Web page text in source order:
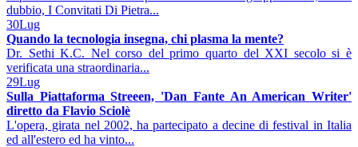
dubbio, I Convitati Di Pietra...
30Lug
Quando la tecnologia insegna, chi plasma la mente?
Dr. Sethi K.C. Nel corso del primo quarto del XXI secolo si è
verificata una straordinaria...
29Lug
Sulla Piattaforma Streeen, 'Dan Fante An American Writer'
diretto da Flavio Sciolè
L'opera, girata nel 2002, ha partecipato a decine di festival in Italia
ed all'estero ed ha vinto...